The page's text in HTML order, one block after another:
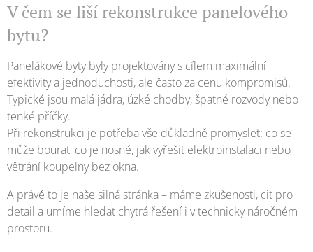
V čem se liší rekonstrukce panelového
bytu?
Panelákové byty byly projektovány s cílem maximální
efektivity a jednoduchosti, ale často za cenu kompromisů.
Typické jsou malá jádra, úzké chodby, špatné rozvody nebo
tenké příčky.
Při rekonstrukci je potřeba vše důkladně promyslet: co se
může bourat, co je nosné, jak vyřešit elektroinstalaci nebo
větrání koupelny bez okna.
A právě to je naše silná stránka – máme zkušenosti, cit pro
detail a umíme hledat chytrá řešení i v technicky náročném
prostoru.